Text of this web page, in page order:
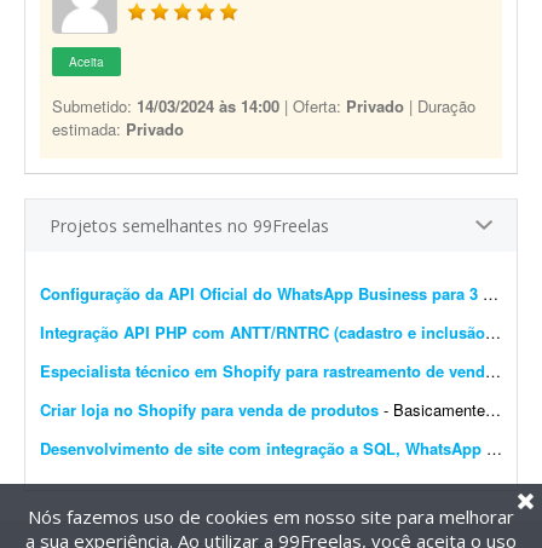
Aceita
Submetido: 14/03/2024 às 14:00 | Oferta: Privado | Duração
estimada: Privado
Projetos semelhantes no 99Freelas
Configuração da API Oficial do WhatsApp Business para 3 instâncias
Integração API PHP com ANTT/RNTRC (cadastro e inclusão)
-
Especialista técnico em Shopify para rastreamento de vendas e Meta Pixel
Criar loja no Shopify para venda de produtos - Basicamente, quero que o site seja construído do zero e configurado no Shopify para venda de produtos. O carrinho de compras deve ter upsell. O produto deve ser configurado com variantes: a...
Desenvolvimento de site com integração a SQL, WhatsApp e IA
Nós fazemos uso de cookies em nosso site para melhorar
a sua experiência. Ao utilizar a 99Freelas, você aceita o uso